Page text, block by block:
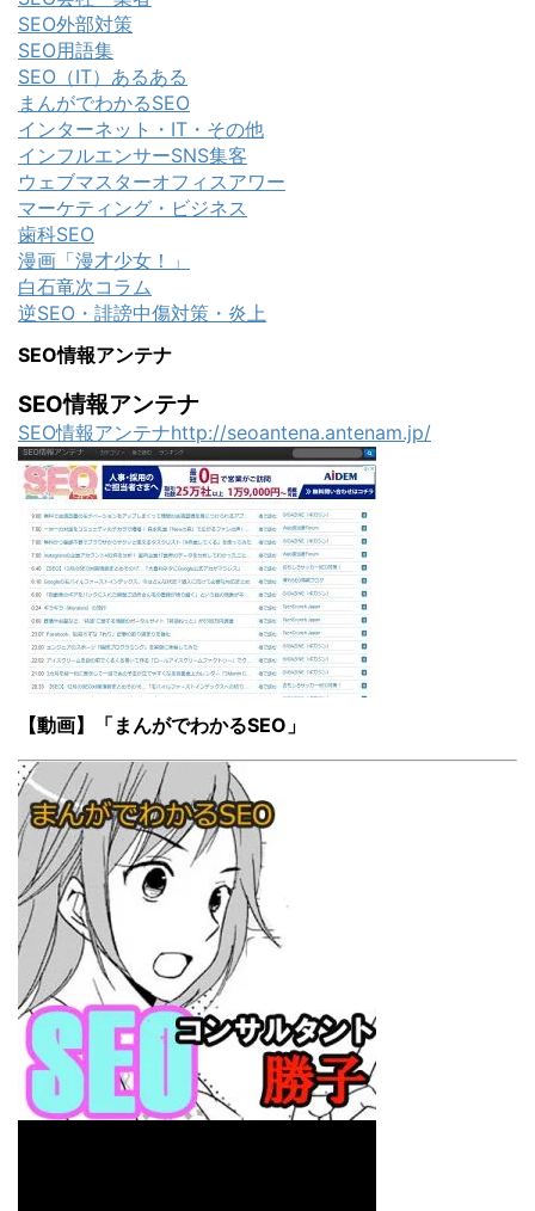
SEO外部対策
SEO用語集
SEO（IT）あるある
まんがでわかるSEO
インターネット・IT・その他
インフルエンサーSNS集客
ウェブマスターオフィスアワー
マーケティング・ビジネス
歯科SEO
漫画「漫才少女！」
白石竜次コラム
逆SEO・誹謗中傷対策・炎上
SEO情報アンテナ
SEO情報アンテナ
SEO情報アンテナhttp://seoantena.antenam.jp/
【動画】「まんがでわかるSEO」